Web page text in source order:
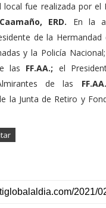
local fue realizada por el
ERD. En la
de la Hermandad
y la Policía
las FF.AA.; el
de las
la Junta de Retiro y